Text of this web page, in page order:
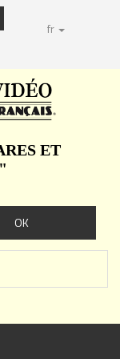
fr
ET